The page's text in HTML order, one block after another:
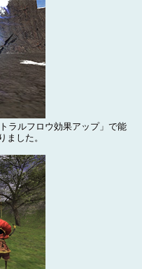
ラルフロウ効果アップ」で能
した。